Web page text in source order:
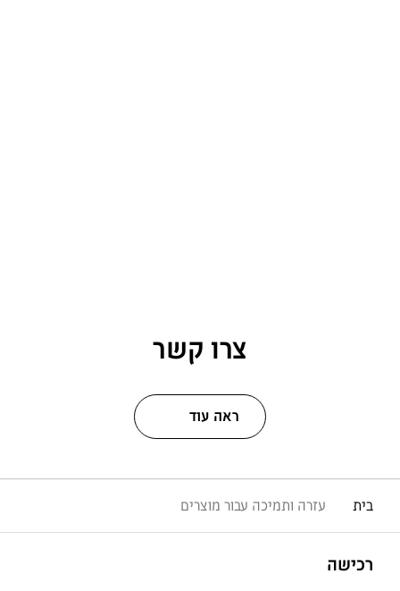
צרו קשר
ראה עוד
בית עזרה ותמיכה עבור מוצרים
רכישה